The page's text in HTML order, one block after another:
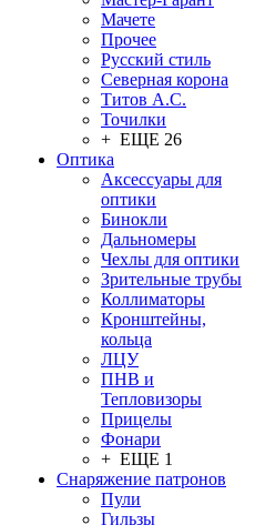
Мачете
Прочее
Русский стиль
Северная корона
Титов А.С.
Точилки
+ ЕЩЕ 26
Оптика
Аксессуары для
оптики
Бинокли
Дальномеры
Чехлы для оптики
Зрительные трубы
Коллиматоры
Кронштейны,
кольца
ЛЦУ
ПНВ и
Тепловизоры
Прицелы
Фонари
+ ЕЩЕ 1
Снаряжение патронов
Пули
Гильзы